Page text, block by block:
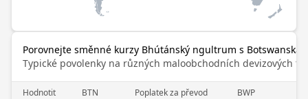
Porovnejte směnné kurzy Bhútánský ngultrum s Botswanská
Typické povolenky na různých maloobchodních devizových
Hodnotit BTN Poplatek za převod BWP